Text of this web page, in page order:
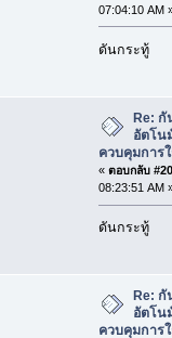
07:04:10 AM
ดันกระทู้
Re:
อัตโน
ควบคุมการ
« ตอบกลับ
08:23:51 AM
ดันกระทู้
Re:
อัตโน
ควบคุมการ